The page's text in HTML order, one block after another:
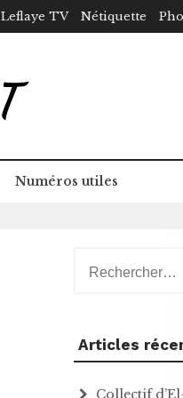
Leflaye TV Nétiquette
Numéros utiles
Articles
Collectif